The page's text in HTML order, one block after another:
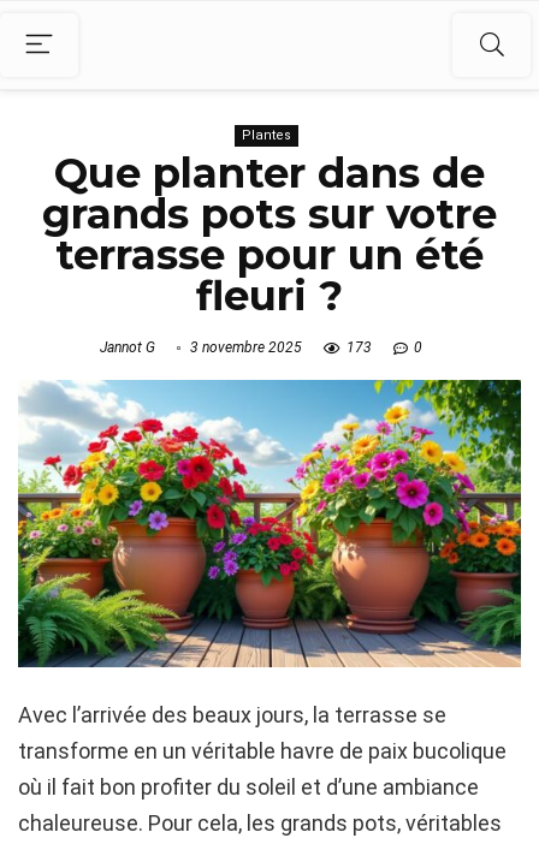
Plantes
Que planter dans de
grands pots sur votre
terrasse pour un été
fleuri ?
Jannot G 3 novembre 2025 173 0
Avec l’arrivée des beaux jours, la terrasse se
transforme en un véritable havre de paix bucolique
où il fait bon profiter du soleil et d’une ambiance
chaleureuse. Pour cela, les grands pots, véritables